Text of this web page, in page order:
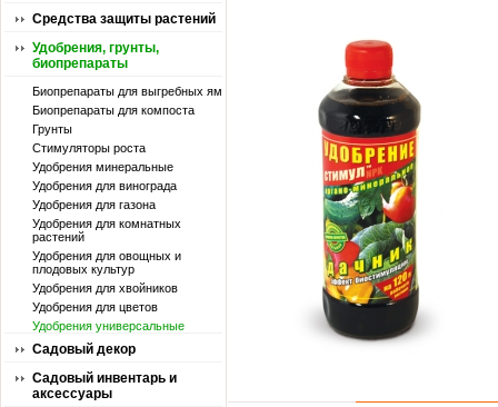
Средства защиты растений
Удобрения, грунты,
биопрепараты
Биопрепараты для выгребных ям
Биопрепараты для компоста
Грунты
Стимуляторы роста
Удобpения минеральные
Удобрения для винограда
Удобрения для газона
Удобрения для комнатных
растений
Удобрения для овощных и
плодовых культур
Удобрения для хвойников
Удобрения для цветов
Удобрения универсальные
Садовый декор
Садовый инвентарь и
аксессуары